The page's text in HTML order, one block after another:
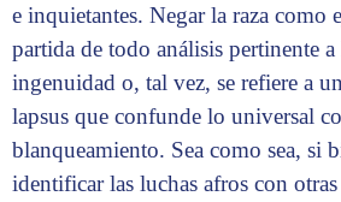
e inquietantes. Negar la raza como
partida de todo análisis pertinente
ingenuidad o, tal vez, se refiere a
lapsus que confunde lo universal
blanqueamiento. Sea como sea, si
identificar las luchas afros con